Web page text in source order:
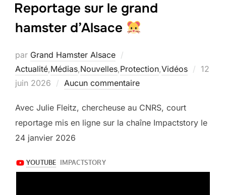
Reportage sur le grand
hamster d’Alsace
par Grand Hamster Alsace
Actualité,Médias,Nouvelles,Protection,Vidéos
Publié
12
juin 2026
Aucun commentaire
Avec Julie Fleitz, chercheuse au CNRS, court
reportage mis en ligne sur la chaîne Impactstory le
24 janvier 2026